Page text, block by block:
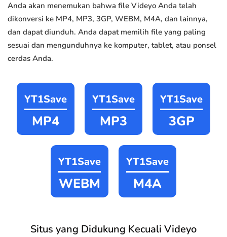
Anda akan menemukan bahwa file Videyo Anda telah
dikonversi ke MP4, MP3, 3GP, WEBM, M4A, dan lainnya,
dan dapat diunduh. Anda dapat memilih file yang paling
sesuai dan mengunduhnya ke komputer, tablet, atau ponsel
cerdas Anda.
YT1Save
MP4
YT1Save
MP3
YT1Save
3GP
YT1Save
WEBM
YT1Save
M4A
Situs yang Didukung Kecuali Videyo